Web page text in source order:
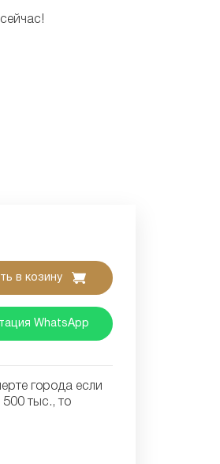
в козину
WhatsApp
города если
тыс., то